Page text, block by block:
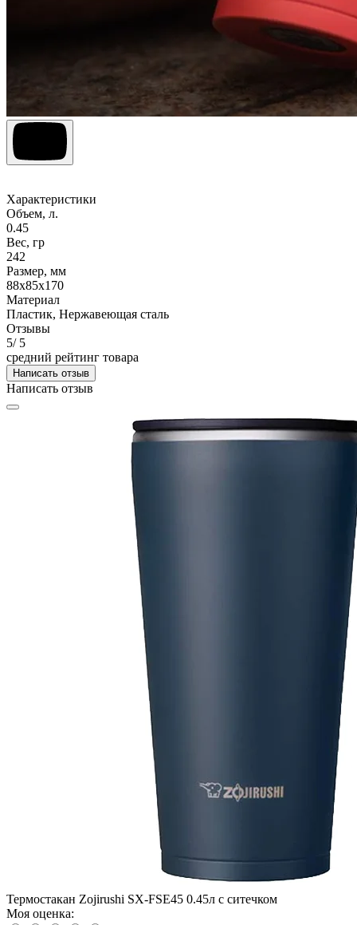
Характеристики
Объем, л.
0.45
Вес, гр
242
Размер, мм
88х85х170
Материал
Пластик, Нержавеющая сталь
Отзывы
5/ 5
средний рейтинг товара
Написать отзыв
Написать отзыв
Термостакан Zojirushi SX-FSE45 0.45л с ситечком
Моя оценка: